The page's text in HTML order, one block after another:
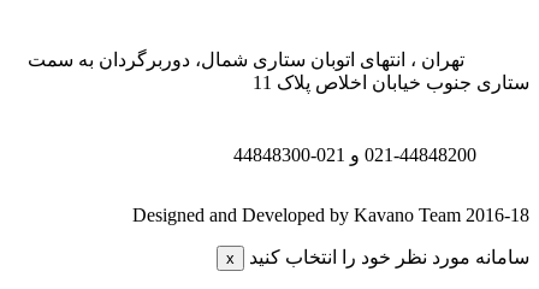
تهران ، انتهای اتوبان ستاری شمال، دوربرگردان به سمت
جنوب خیابان اخلاص پلاک 11
021-44848200 و 021-44848300
Designed and Developed by Kavano Team 2016-
مورد نظر خود را انتخاب کنید